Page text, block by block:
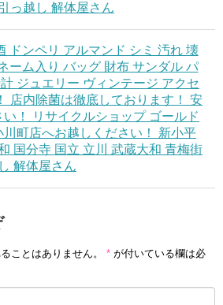
っ越し 解体屋さん
ドンペリ アルマンド シミ 汚れ 壊
ーム入り バッグ 財布 サンダル パ
ジュエリー ヴィンテージ アクセ
店内除菌は徹底しております！ 安
！ リサイクルショップ ゴールド
川町店へお越しください！ 新小平
国分寺 国立 立川 武蔵大和 青梅街
解体屋さん
ことはありません。 * が付いている欄は必